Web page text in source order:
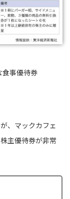
食事優待券
、マックカフェ
主優待券が非常